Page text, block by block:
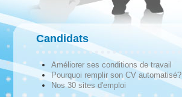
Candidats
Améliorer ses conditions de travail
Pourquoi remplir son CV automatisé?
Nos 30 sites d'emploi